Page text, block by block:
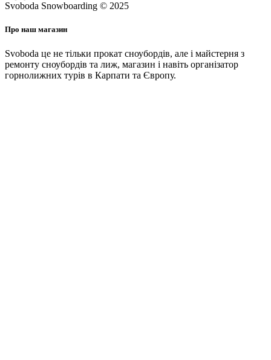
Svoboda Snowboarding © 2025
Про наш магазин
Svoboda це не тільки прокат сноубордів, але і майстерня з
ремонту сноубордів та лиж, магазин і навіть організатор
горнолижних турів в Карпати та Європу.